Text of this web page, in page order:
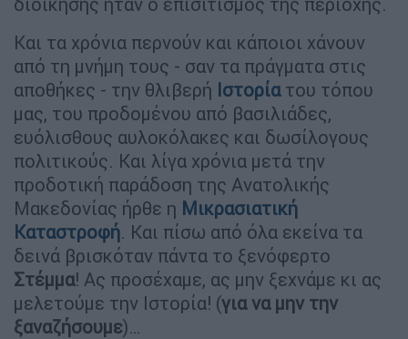
Και τα χρόνια περνούν και κάποιοι χάνουν
από τη μνήμη τους - σαν τα πράγματα στις
αποθήκες - την θλιβερή Ιστορίατου τόπου
μας, του προδομένου από βασιλιάδες,
ευόλισθους αυλοκόλακες και δωσίλογους
πολιτικούς. Και λίγα χρόνια μετά την
προδοτική παράδοση της Ανατολικής
Μακεδονίας ήρθε η Μικρασιατική
Καταστροφή. Και πίσω από όλα εκείνα τα
δεινά βρισκόταν πάντα το ξενόφερτο
Στέμμα! Ας προσέχαμε, ας μην ξεχνάμε κι ας
μελετούμε την Ιστορία! (για να μην την
ξαναζήσουμε)…